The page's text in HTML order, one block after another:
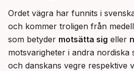
Ordet vägra har funnits i
och kommer troligen från
som betyder motsätta sig eller
motsvarigheter i andra nordiska
och danskans vegre respektive